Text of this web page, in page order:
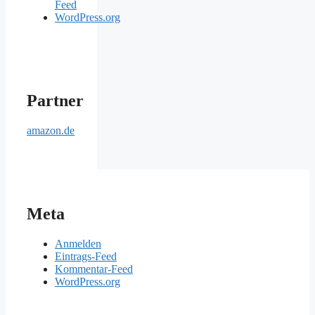
Feed
WordPress.org
Partner
amazon.de
Meta
Anmelden
Eintrags-Feed
Kommentar-Feed
WordPress.org